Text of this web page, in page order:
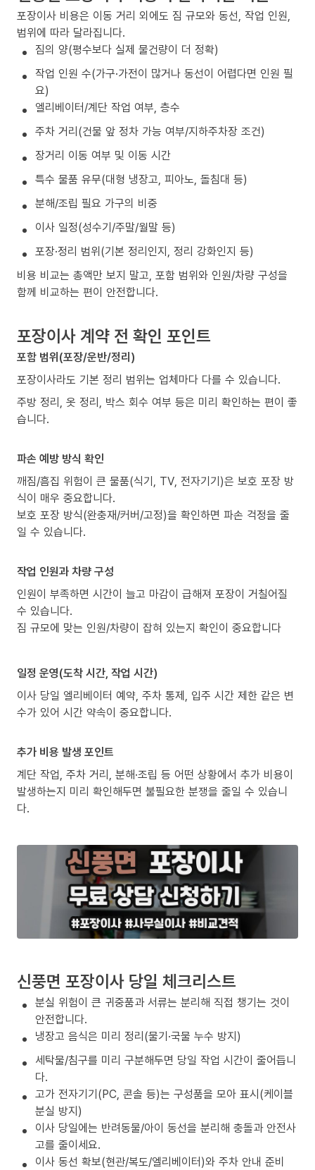
포장이사 비용은 이동 거리 외에도 짐 규모와 동선, 작업 인원,
범위에 따라 달라집니다.
짐의 양(평수보다 실제 물건량이 더 정확)
작업 인원 수(가구·가전이 많거나 동선이 어렵다면 인원 필
요)
엘리베이터/계단 작업 여부, 층수
주차 거리(건물 앞 정차 가능 여부/지하주차장 조건)
장거리 이동 여부 및 이동 시간
특수 물품 유무(대형 냉장고, 피아노, 돌침대 등)
분해/조립 필요 가구의 비중
이사 일정(성수기/주말/월말 등)
포장·정리 범위(기본 정리인지, 정리 강화인지 등)
비용 비교는 총액만 보지 말고, 포함 범위와 인원/차량 구성을
함께 비교하는 편이 안전합니다.
포장이사 계약 전 확인 포인트
포함 범위(포장/운반/정리)
포장이사라도 기본 정리 범위는 업체마다 다를 수 있습니다.
주방 정리, 옷 정리, 박스 회수 여부 등은 미리 확인하는 편이 좋
습니다.
파손 예방 방식 확인
깨짐/흠집 위험이 큰 물품(식기, TV, 전자기기)은 보호 포장 방
식이 매우 중요합니다.
보호 포장 방식(완충재/커버/고정)을 확인하면 파손 걱정을 줄
일 수 있습니다.
작업 인원과 차량 구성
인원이 부족하면 시간이 늘고 마감이 급해져 포장이 거칠어질
수 있습니다.
짐 규모에 맞는 인원/차량이 잡혀 있는지 확인이 중요합니다
일정 운영(도착 시간, 작업 시간)
이사 당일 엘리베이터 예약, 주차 통제, 입주 시간 제한 같은 변
수가 있어 시간 약속이 중요합니다.
추가 비용 발생 포인트
계단 작업, 주차 거리, 분해·조립 등 어떤 상황에서 추가 비용이
발생하는지 미리 확인해두면 불필요한 분쟁을 줄일 수 있습니
다.
신풍면 포장이사 당일 체크리스트
분실 위험이 큰 귀중품과 서류는 분리해 직접 챙기는 것이
안전합니다.
냉장고 음식은 미리 정리(물기·국물 누수 방지)
세탁물/침구를 미리 구분해두면 당일 작업 시간이 줄어듭니
다.
고가 전자기기(PC, 콘솔 등)는 구성품을 모아 표시(케이블
분실 방지)
이사 당일에는 반려동물/아이 동선을 분리해 충돌과 안전사
고를 줄이세요.
이사 동선 확보(현관/복도/엘리베이터)와 주차 안내 준비